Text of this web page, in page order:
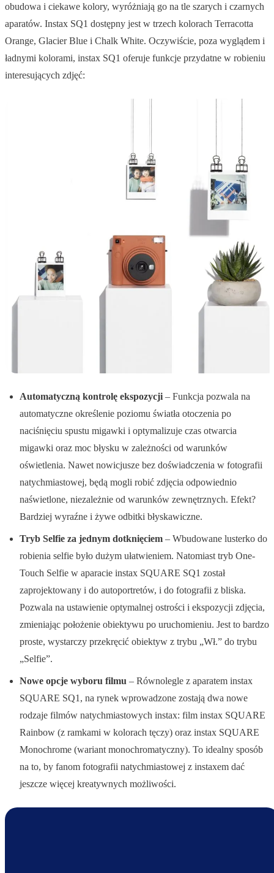
obudowa i ciekawe kolory, wyróżniają go na tle szarych i czarnych
aparatów. Instax SQ1 dostępny jest w trzech kolorach Terracotta
Orange, Glacier Blue i Chalk White. Oczywiście, poza wyglądem i
ładnymi kolorami, instax SQ1 oferuje funkcje przydatne w robieniu
interesujących zdjęć:
Automatyczną kontrolę ekspozycji – Funkcja pozwala na
automatyczne określenie poziomu światła otoczenia po
naciśnięciu spustu migawki i optymalizuje czas otwarcia
migawki oraz moc błysku w zależności od warunków
oświetlenia. Nawet nowicjusze bez doświadczenia w fotografii
natychmiastowej, będą mogli robić zdjęcia odpowiednio
naświetlone, niezależnie od warunków zewnętrznych. Efekt?
Bardziej wyraźne i żywe odbitki błyskawiczne.
Tryb Selfie za jednym dotknięciem – Wbudowane lusterko do
robienia selfie było dużym ułatwieniem. Natomiast tryb One-
Touch Selfie w aparacie instax SQUARE SQ1 został
zaprojektowany i do autoportretów, i do fotografii z bliska.
Pozwala na ustawienie optymalnej ostrości i ekspozycji zdjęcia,
zmieniając położenie obiektywu po uruchomieniu. Jest to bardzo
proste, wystarczy przekręcić obiektyw z trybu „Wł.” do trybu
„Selfie”.
Nowe opcje wyboru filmu – Równolegle z aparatem instax
SQUARE SQ1, na rynek wprowadzone zostają dwa nowe
rodzaje filmów natychmiastowych instax: film instax SQUARE
Rainbow (z ramkami w kolorach tęczy) oraz instax SQUARE
Monochrome (wariant monochromatyczny). To idealny sposób
na to, by fanom fotografii natychmiastowej z instaxem dać
jeszcze więcej kreatywnych możliwości.